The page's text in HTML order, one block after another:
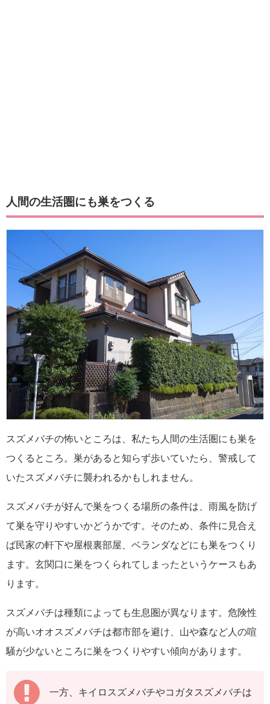
人間の生活圏にも巣をつくる
スズメバチの怖いところは、私たち人間の生活圏にも巣を
つくるところ。巣があると知らず歩いていたら、警戒して
いたスズメバチに襲われるかもしれません。
スズメバチが好んで巣をつくる場所の条件は、雨風を防げ
て巣を守りやすいかどうかです。そのため、条件に見合え
ば民家の軒下や屋根裏部屋、ベランダなどにも巣をつくり
ます。玄関口に巣をつくられてしまったというケースもあ
ります。
スズメバチは種類によっても生息圏が異なります。危険性
が高いオオスズメバチは都市部を避け、山や森など人の喧
騒が少ないところに巣をつくりやすい傾向があります。
一方、キイロスズメバチやコガタスズメバチは